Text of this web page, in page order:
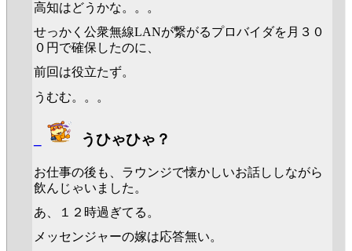
高知はどうかな。。。
せっかく公衆無線LANが繋がるプロバイダを月３０
０円で確保したのに、
前回は役立たず。
うむむ。。。
うひゃひゃ？
お仕事の後も、ラウンジで懐かしいお話ししながら
飲んじゃいました。
あ、１２時過ぎてる。
メッセンジャーの嫁は応答無い。